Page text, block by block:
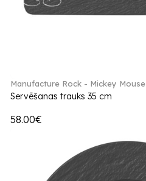
Manufacture Rock - Mickey Mouse
Servēšanas trauks 35 cm
58.00€